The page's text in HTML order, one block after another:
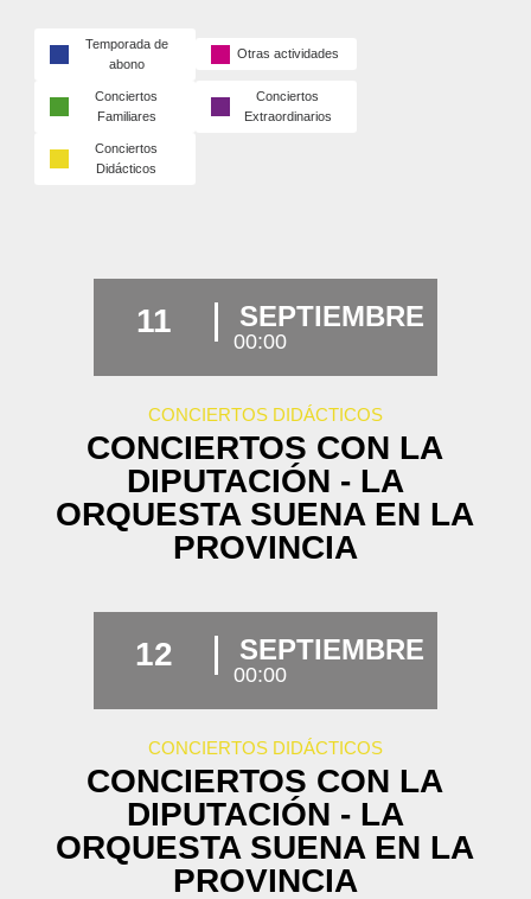
Temporada de
abono
Otras actividades
Conciertos
Familiares
Conciertos
Extraordinarios
Conciertos
Didácticos
11 SEPTIEMBRE
00:00
CONCIERTOS DIDÁCTICOS
CONCIERTOS CON LA
DIPUTACIÓN - LA
ORQUESTA SUENA EN LA
PROVINCIA
12 SEPTIEMBRE
00:00
CONCIERTOS DIDÁCTICOS
CONCIERTOS CON LA
DIPUTACIÓN - LA
ORQUESTA SUENA EN LA
PROVINCIA